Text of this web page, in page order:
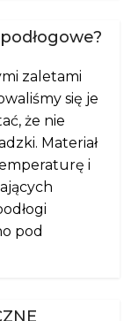
zaletami
się je
że nie
Materiał
i
pod